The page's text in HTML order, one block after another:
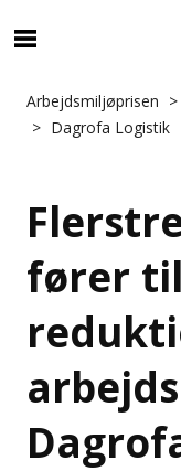
Arbejdsmiljøprisen
Dagrofa Logistik
fører